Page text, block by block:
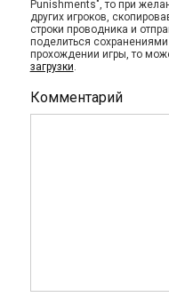
Punishments", то при
других игроков,
строки проводника и
поделиться
прохождении игры, то
загрузки.
Комментарий